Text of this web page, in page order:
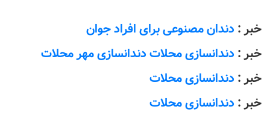
خبر : دندان مصنوعی برای افراد جوان
خبر : دندانسازی محلات دندانسازی مهر محلات
خبر : دندانسازی محلات
خبر : دندانسازی محلات